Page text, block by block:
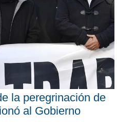
la peregrinación de
al Gobierno